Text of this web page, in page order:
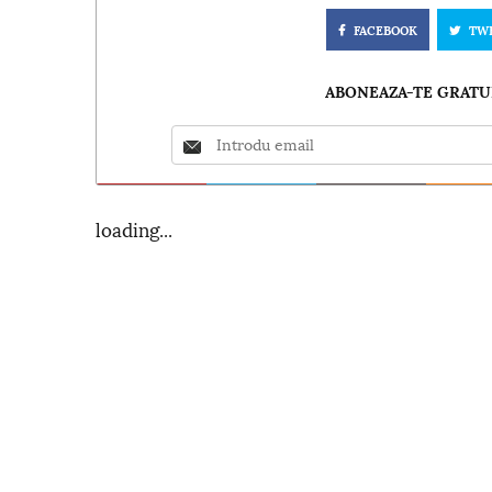
FACEBOOK
ABONEAZA-TE
loading...